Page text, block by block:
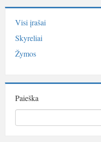
Visi įrašai
Skyreliai
Žymos
Paieška